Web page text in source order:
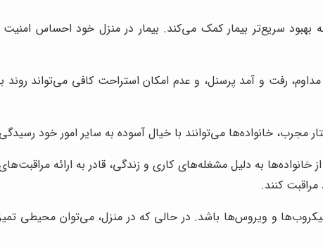
بهبود سریع‌تر بیمار کمک می‌کند. بیمار در منزل خود احساس
رفت و آمد پرسنل، و عدم امکان استراحت کافی می‌تواند روند
مجرب، خانواده‌ها می‌توانند با خیال آسوده به سایر امور خود
خانواده‌ها به دلیل مشغله‌های کاری و زندگی، قادر به ارائه
کنند.
و ویروس‌ها باشد. در حالی که در منزل، می‌توان محیطی تمیز